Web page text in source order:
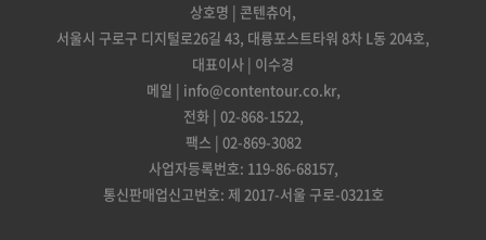
상호명 | 콘텐츄어,
서울시 구로구 디지털로26길 43, 대륭포스트타워 8차 L동 204호,
대표이사 | 이수경
메일 | info@contentour.co.kr,
전화 | 02-868-1522,
팩스 | 02-869-3082
사업자등록번호: 119-86-68157,
통신판매업신고번호: 제 2017-서울 구로-0321호